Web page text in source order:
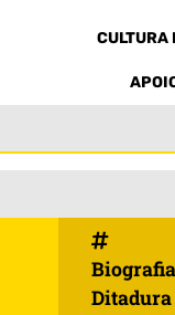
CULTURA
Ditadura